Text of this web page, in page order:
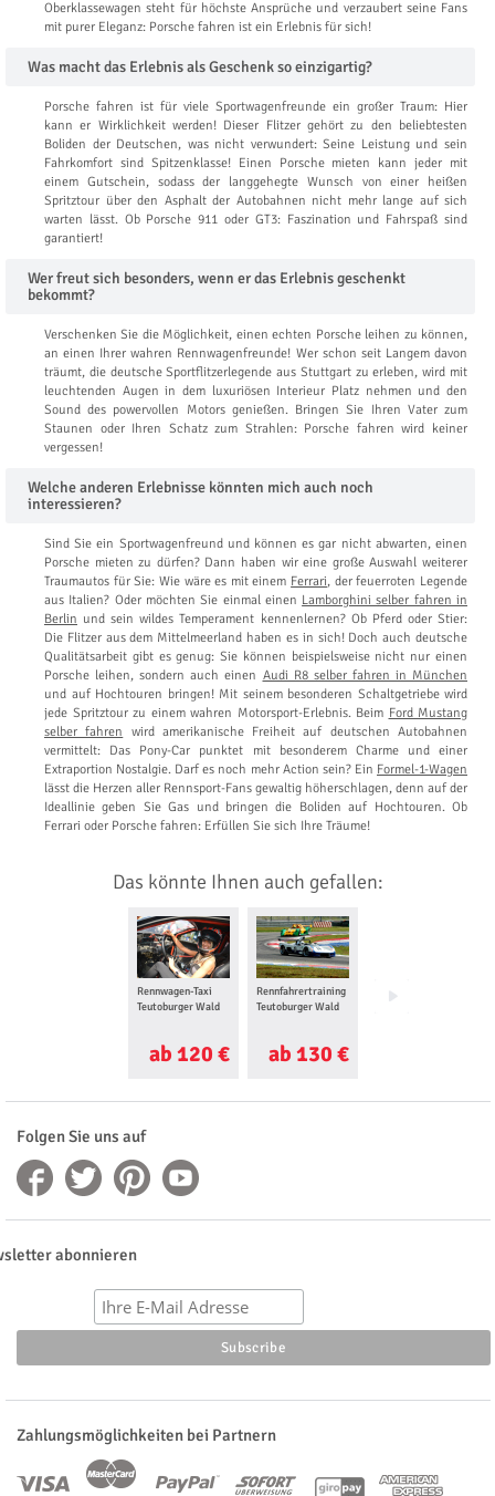
Oberklassewagen steht für höchste Ansprüche und verzaubert seine Fans
mit purer Eleganz: Porsche fahren ist ein Erlebnis für sich!
Was macht das Erlebnis als Geschenk so einzigartig?
Porsche fahren ist für viele Sportwagenfreunde ein großer Traum: Hier
kann er Wirklichkeit werden! Dieser Flitzer gehört zu den beliebtesten
Boliden der Deutschen, was nicht verwundert: Seine Leistung und sein
Fahrkomfort sind Spitzenklasse! Einen Porsche mieten kann jeder mit
einem Gutschein, sodass der langgehegte Wunsch von einer heißen
Spritztour über den Asphalt der Autobahnen nicht mehr lange auf sich
warten lässt. Ob Porsche 911 oder GT3: Faszination und Fahrspaß sind
garantiert!
Wer freut sich besonders, wenn er das Erlebnis geschenkt
bekommt?
Verschenken Sie die Möglichkeit, einen echten Porsche leihen zu können,
an einen Ihrer wahren Rennwagenfreunde! Wer schon seit Langem davon
träumt, die deutsche Sportflitzerlegende aus Stuttgart zu erleben, wird mit
leuchtenden Augen in dem luxuriösen Interieur Platz nehmen und den
Sound des powervollen Motors genießen. Bringen Sie Ihren Vater zum
Staunen oder Ihren Schatz zum Strahlen: Porsche fahren wird keiner
vergessen!
Welche anderen Erlebnisse könnten mich auch noch
interessieren?
Sind Sie ein Sportwagenfreund und können es gar nicht abwarten, einen
Porsche mieten zu dürfen? Dann haben wir eine große Auswahl weiterer
Traumautos für Sie: Wie wäre es mit einem Ferrari, der feuerroten Legende
aus Italien? Oder möchten Sie einmal einen Lamborghini selber fahren in
Berlin und sein wildes Temperament kennenlernen? Ob Pferd oder Stier:
Die Flitzer aus dem Mittelmeerland haben es in sich! Doch auch deutsche
Qualitätsarbeit gibt es genug: Sie können beispielsweise nicht nur einen
Porsche leihen, sondern auch einen Audi R8 selber fahren in München
und auf Hochtouren bringen! Mit seinem besonderen Schaltgetriebe wird
jede Spritztour zu einem wahren Motorsport-Erlebnis. Beim Ford Mustang
selber fahren wird amerikanische Freiheit auf deutschen Autobahnen
vermittelt: Das Pony-Car punktet mit besonderem Charme und einer
Extraportion Nostalgie. Darf es noch mehr Action sein? Ein Formel-1-Wagen
lässt die Herzen aller Rennsport-Fans gewaltig höherschlagen, denn auf der
Ideallinie geben Sie Gas und bringen die Boliden auf Hochtouren. Ob
Ferrari oder Porsche fahren: Erfüllen Sie sich Ihre Träume!
Das könnte Ihnen auch gefallen:
Rennwagen-Taxi
Teutoburger Wald
ab 120 €
Rennfahrertraining
Teutoburger Wald
ab 130 €
Ferrari selber
Folgen Sie uns auf
abonnieren
Zahlungsmöglichkeiten bei Partnern